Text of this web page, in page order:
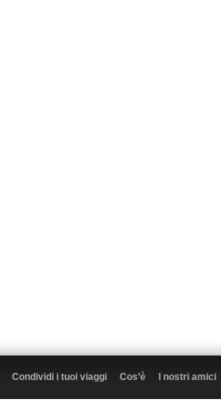
Condividi i tuoi viaggi Cos’è I nostri amici